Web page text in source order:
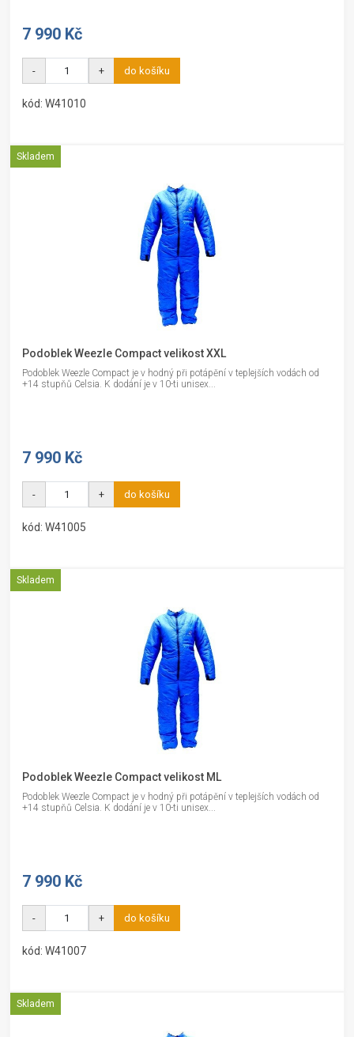
7 990 Kč
- + do košíku
kód: W41010
Skladem
Podoblek Weezle Compact velikost XXL
Podoblek Weezle Compact je v hodný při potápění v teplejších vodách od
+14 stupňů Celsia. K dodání je v 10-ti unisex...
7 990 Kč
- + do košíku
kód: W41005
Skladem
Podoblek Weezle Compact velikost ML
Podoblek Weezle Compact je v hodný při potápění v teplejších vodách od
+14 stupňů Celsia. K dodání je v 10-ti unisex...
7 990 Kč
- + do košíku
kód: W41007
Skladem